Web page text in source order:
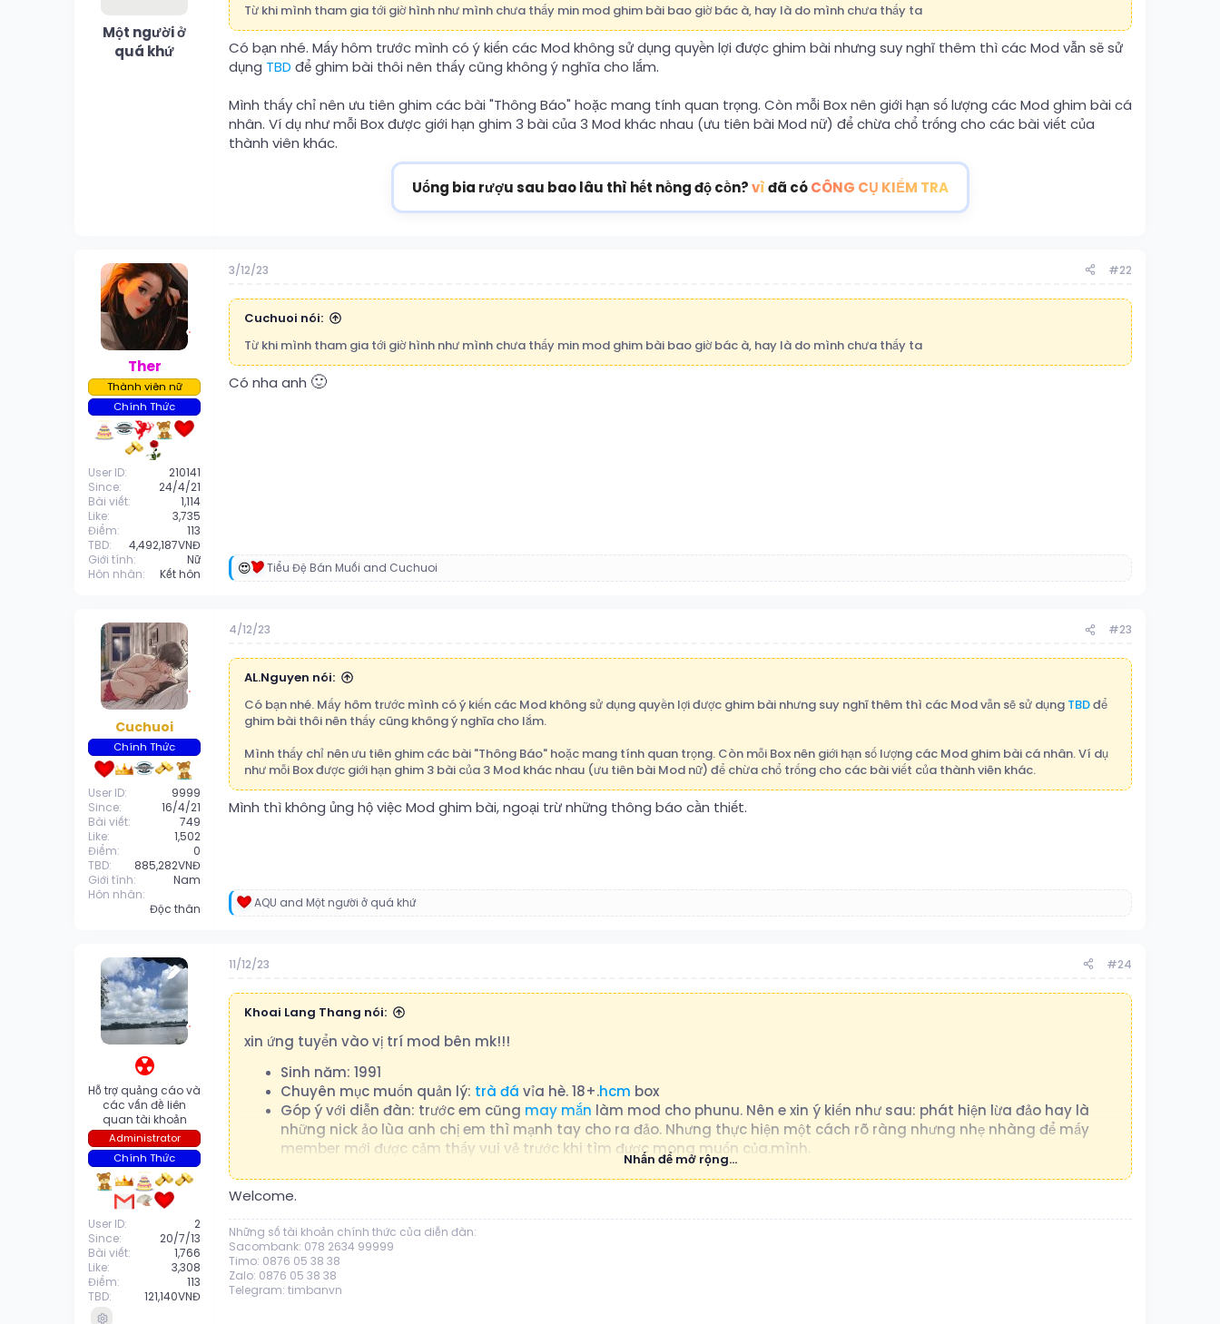
Một người ở
quá khứ
Từ khi mình tham gia tới giờ hình như mình chưa thấy min mod ghim bài bao giờ bác à, hay là do mình chưa thấy ta
Có bạn nhé. Mấy hôm trước mình có ý kiến các Mod không sử dụng quyền lợi được ghim bài nhưng suy nghĩ thêm thì các Mod vẫn sẽ sử
dụng TBD để ghim bài thôi nên thấy cũng không ý nghĩa cho lắm.
Mình thấy chỉ nên ưu tiên ghim các bài "Thông Báo" hoặc mang tính quan trọng. Còn mỗi Box nên giới hạn số lượng các Mod ghim bài cá
nhân. Ví dụ như mỗi Box được giới hạn ghim 3 bài của 3 Mod khác nhau (ưu tiên bài Mod nữ) để chừa chổ trống cho các bài viết của
thành viên khác.
Uống bia rượu sau bao lâu thì hết nồng độ cồn?vìđã cóCÔNG CỤ KIỂM TRA
Ther
Thành viên nữ
Chính Thức
User ID
210141
Since
24/4/21
Bài viết
1,114
Like
3,735
Điểm
113
TBD
4,492,187VNĐ
Giới tính
Nữ
Hôn nhân
Kết hôn
3/12/23 #22
Cuchuoi nói:
Từ khi mình tham gia tới giờ hình như mình chưa thấy min mod ghim bài bao giờ bác à, hay là do mình chưa thấy ta
Có nha anh 🙂
R
t
o
Tiểu Đệ Bán Muối and Cuchuoi
Cuchuoi
Chính Thức
User ID
9999
Since
16/4/21
Bài viết
749
Like
1,502
Điểm
0
TBD
885,282VNĐ
Giới tính
Nam
Hôn nhân
Độc thân
4/12/23 #23
AL.Nguyen nói:
Có bạn nhé. Mấy hôm trước mình có ý kiến các Mod không sử dụng quyền lợi được ghim bài nhưng suy nghĩ thêm thì các Mod vẫn sẽ sử dụng TBDđể
ghim bài thôi nên thấy cũng không ý nghĩa cho lắm.
Mình thấy chỉ nên ưu tiên ghim các bài "Thông Báo" hoặc mang tính quan trọng. Còn mỗi Box nên giới hạn số lượng các Mod ghim bài cá nhân. Ví dụ
như mỗi Box được giới hạn ghim 3 bài của 3 Mod khác nhau (ưu tiên bài Mod nữ) để chừa chổ trống cho các bài viết của thành viên khác.
Mình thì không ủng hộ việc Mod ghim bài, ngoại trừ những thông báo cần thiết.
R
t
o
AQU and Một người ở quá khứ
☢️
Hỗ trợ quảng cáo và
các vấn đề liên
quan tài khoản
Administrator
Chính Thức
User ID
2
Since
20/7/13
Bài viết
1,766
Like
3,308
Điểm
113
TBD
121,140VNĐ
11/12/23 #24
Khoai Lang Thang nói:
xin ứng tuyển vào vị trí mod bên mk!!!
Sinh năm: 1991
Chuyên mục muốn quản lý: trà đá vỉa hè. 18+.hcm box
Góp ý với diễn đàn: trước em cũng may mắn làm mod cho phunu. Nên e xin ý kiến như sau: phát hiện lừa đảo hay là
những nick ảo lùa anh chị em thì mạnh tay cho ra đảo. Nhưng thực hiện một cách rõ ràng nhưng nhẹ nhàng để mấy
member mới được cảm thấy vui vẻ trước khi tìm được mong muốn của.mình.
Thứ 2. Nên chia nội dung bài viết ra tên tiền tố để dễ dàng tìm chỉ đề mong muốn. . Em xin hết ạ
Nhấn để mở rộng...
Welcome.
Những số tài khoản chính thức của diễn đàn:
Sacombank: 078 2634 99999
Timo: 0876 05 38 38
Zalo: 0876 05 38 38
Telegram: timbanvn